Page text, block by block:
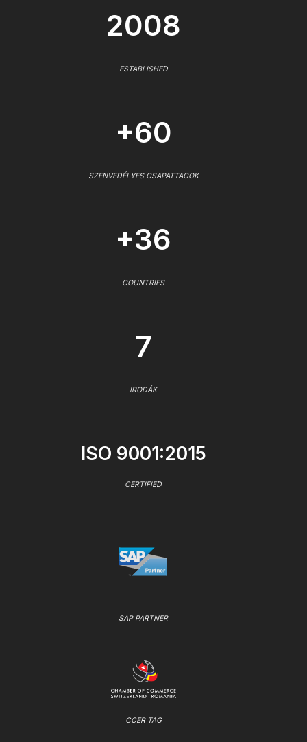
2008
ESTABLISHED
+60
SZENVEDÉLYES CSAPATTAGOK
+36
COUNTRIES
7
IRODÁK
ISO 9001:2015
CERTIFIED
SAP PARTNER
CCER TAG